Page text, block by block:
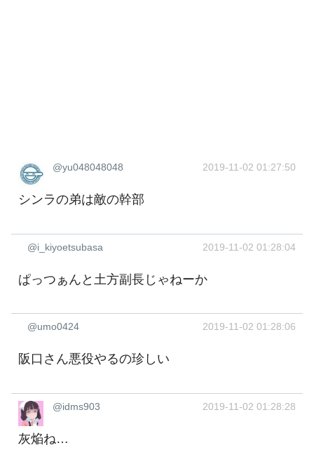
@yu048048048 2019-11-02 01:27:50
シンラの弟は敵の幹部
@i_kiyoetsubasa 2019-11-02 01:28:04
ぱっつぁんと土方副長じゃねーか
@umo0424 2019-11-02 01:28:06
阪口さん悪役やるの珍しい
@idms903 2019-11-02 01:28:28
灰焔ね…